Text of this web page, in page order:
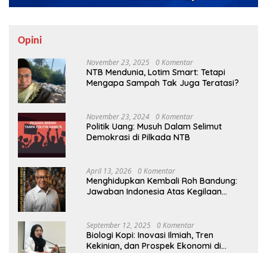
Opini
November 23, 2025 0 Komentar
NTB Mendunia, Lotim Smart: Tetapi
Mengapa Sampah Tak Juga Teratasi?
November 23, 2024 0 Komentar
Politik Uang: Musuh Dalam Selimut
Demokrasi di Pilkada NTB
April 13, 2026 0 Komentar
Menghidupkan Kembali Roh Bandung:
Jawaban Indonesia Atas Kegilaan
September 12, 2025 0 Komentar
Biologi Kopi: Inovasi Ilmiah, Tren
Kekinian, dan Prospek Ekonomi di